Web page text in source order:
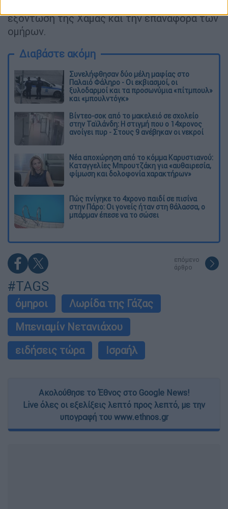
εξόντωση της Χαμάς και την επαναφορά των
ομήρων.
Διαβάστε ακόμη
Συνελήφθησαν δύο μέλη μαφίας στο
Παλαιό Φάληρο - Οι εκβιασμοί, οι
ξυλοδαρμοί και τα προσωνύμια «πίτμπουλ»
και «μπουλντόγκ»
Βίντεο-σοκ από το μακελειό σε σχολείο
στην Ταϊλάνδη: Η στιγμή που ο 14χρονος
ανοίγει πυρ - Στους 9 ανέβηκαν οι νεκροί
Νέα αποχώρηση από το κόμμα Καρυστιανού:
Καταγγελίες Μπρουτζάκη για «αυθαιρεσία,
φίμωση και δολοφονία χαρακτήρων»
Πώς πνίγηκε το 4χρονο παιδί σε πισίνα
στην Πάρο: Οι γονείς ήταν στη θάλασσα, ο
μπάρμαν έπεσε να το σώσει
επόμενο
άρθρο
#TAGS
όμηροι
Λωρίδα της Γάζας
Μπενιαμίν Νετανιάχου
ειδήσεις τώρα
Ισραήλ
Ακολούθησε το Έθνος στο Google News!
Live όλες οι εξελίξεις λεπτό προς λεπτό, με την
υπογραφή του www.ethnos.gr